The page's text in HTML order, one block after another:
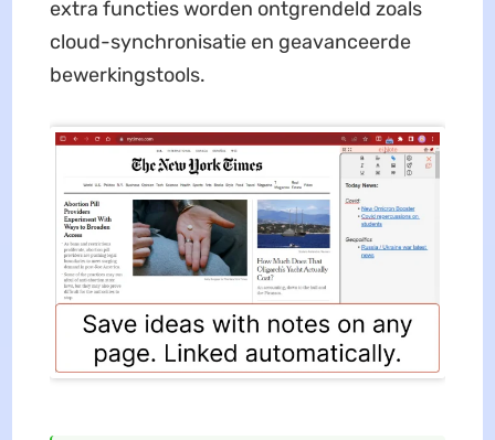
extra functies worden ontgrendeld zoals
cloud-synchronisatie en geavanceerde
bewerkingstools.